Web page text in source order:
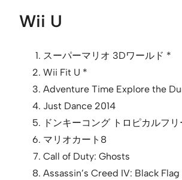
Wii U
スーパーマリオ 3Dワールド *
Wii Fit U *
Adventure Time Explore the
Just Dance 2014
ドンキーコング トロピカルフ
マリオカート8
Call of Duty: Ghosts
Assassin’s Creed IV: Black Flag